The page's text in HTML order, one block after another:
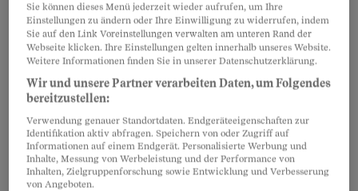
heraus. Nur, dass es ohne moderne
Fortpflanzungsmedizin nicht gehen würde. Also
entschloss sie sich zur In-vitro-Fertilisation, zur
Befruchtung im Reagenzglas – so wie viele
andere. Etwa 6000 Frauen lassen sich jährlich in
der Schweiz künstlich befruchten, Tendenz
steigend.
Sie können dieses Menü jederzeit wieder aufrufen, um Ihre
Einstellungen zu ändern oder Ihre Einwilligung zu widerrufen, indem
Sie auf den Link Voreinstellungen verwalten am unteren Rand der
Webseite klicken. Ihre Einstellungen gelten innerhalb unseres Website.
Weitere Informationen finden Sie in unserer Datenschutzerklärung.
Wir und unsere Partner verarbeiten Daten, um Folgendes
bereitzustellen:
Verwendung genauer Standortdaten. Endgeräteeigenschaften zur
Identifikation aktiv abfragen. Speichern von oder Zugriff auf
Informationen auf einem Endgerät. Personalisierte Werbung und
Inhalte, Messung von Werbeleistung und der Performance von
Inhalten, Zielgruppenforschung sowie Entwicklung und Verbesserung
von Angeboten.